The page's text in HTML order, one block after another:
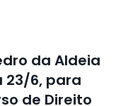
da Aldeia
23/6, para
de Direito